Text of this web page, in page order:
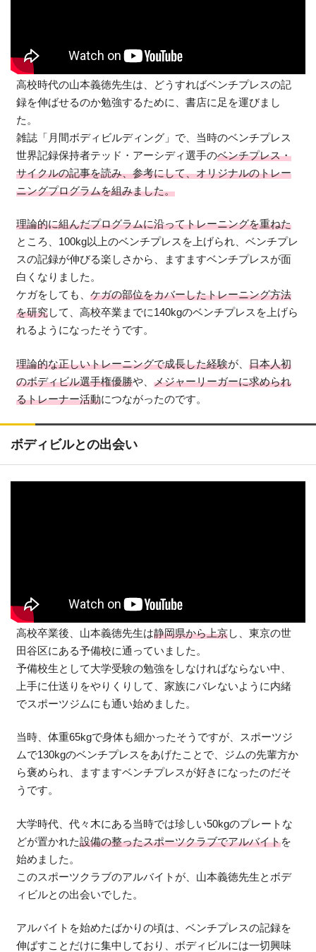
高校時代の山本義徳先生は、どうすればベンチプレスの記
録を伸ばせるのか勉強するために、書店に足を運びまし
た。
雑誌「月間ボディビルディング」で、当時のベンチプレス
世界記録保持者テッド・アーシディ選手のベンチプレス・
サイクルの記事を読み、参考にして、オリジナルのトレー
ニングプログラムを組みました。
理論的に組んだプログラムに沿ってトレーニングを重ねた
ところ、100kg以上のベンチプレスを上げられ、ベンチプレ
スの記録が伸びる楽しさから、ますますベンチプレスが面
白くなりました。
ケガをしても、 ケガの部位をカバーしたトレーニング方法
を研究して、高校卒業までに140kgのベンチプレスを上げら
れるようになったそうです。
理論的な正しいトレーニングで成長した経験が、 日本人初
のボディビル選手権優勝や、 メジャーリーガーに求められ
るトレーナー活動につながったのです。
ボディビルとの出会い
高校卒業後、山本義徳先生は静岡県から上京し、東京の世
田谷区にある予備校に通っていました。
予備校生として大学受験の勉強をしなければならない中、
上手に仕送りをやりくりして、家族にバレないように内緒
でスポーツジムにも通い始めました。
当時、体重65kgで身体も細かったそうですが、スポーツジ
ムで130kgのベンチプレスをあげたことで、ジムの先輩方か
ら褒められ、ますますベンチプレスが好きになったのだそ
うです。
大学時代、代々木にある当時では珍しい50kgのプレートな
どが置かれた設備の整ったスポーツクラブでアルバイトを
始めました。
このスポーツクラブのアルバイトが、山本義徳先生とボデ
ィビルとの出会いでした。
アルバイトを始めたばかりの頃は、ベンチプレスの記録を
伸ばすことだけに集中しており、ボディビルには一切興味